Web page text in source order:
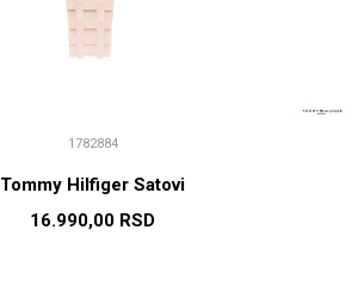
1782884
Tommy Hilfiger Satovi
16.990,00 RSD